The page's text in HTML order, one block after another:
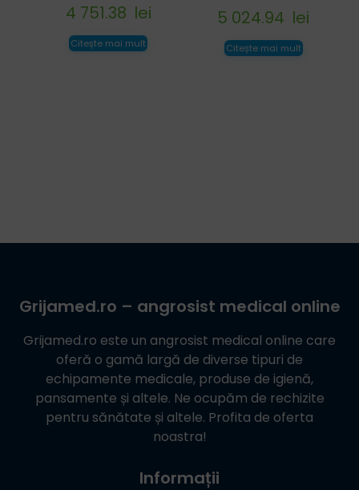
5 024.94 lei
Citește mai mult
4 751.38 lei
Citește mai mult
Grijamed.ro – angrosist medical online
Grijamed.ro este un angrosist medical online care
oferă o gamă largă de diverse tipuri de
echipamente medicale, produse de igienă,
pansamente și altele. Ne ocupăm de rechizite
pentru sănătate și altele. Profita de oferta
noastra!
Informații